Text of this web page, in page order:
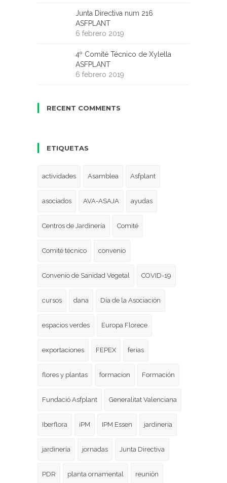
Junta Directiva num 216
ASFPLANT
6 febrero 2019
4º Comité Técnico de Xylella
ASFPLANT
6 febrero 2019
RECENT COMMENTS
ETIQUETAS
actividades Asamblea Asfplant
asociados AVA-ASAJA ayudas
Centros de Jardinería Comité
Comité técnico convenio
Convenio de Sanidad Vegetal COVID-19
cursos dana Día de la Asociación
espacios verdes Europa Florece
exportaciones FEPEX ferias
flores y plantas formacion Formación
Fundació Asfplant Generalitat Valenciana
Iberflora iPM IPM Essen jardineria
jardinería jornadas Junta Directiva
PDR planta ornamental reunión